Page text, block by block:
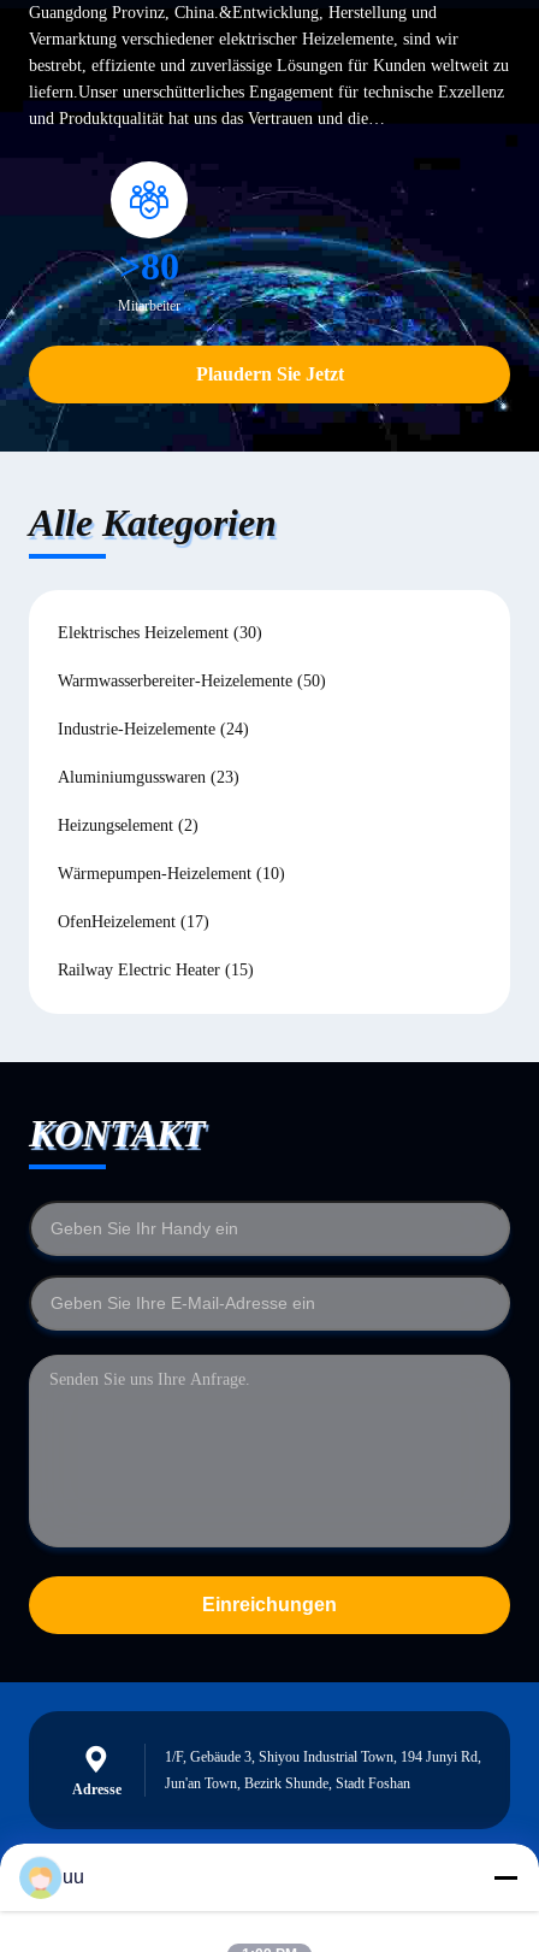
Guangdong Provinz, China.&Entwicklung, Herstellung und
Vermarktung verschiedener elektrischer Heizelemente, sind wir
bestrebt, effiziente und zuverlässige Lösungen für Kunden weltweit zu
liefern.Unser unerschütterliches Engagement für technische Exzellenz
und Produktqualität hat uns das Vertrauen und die
>80
Mitarbeiter
Plaudern Sie Jetzt
Alle Kategorien
Elektrisches Heizelement (30)
Warmwasserbereiter-Heizelemente (50)
Industrie-Heizelemente (24)
Aluminiumgusswaren (23)
Heizungselement (2)
Wärmepumpen-Heizelement (10)
OfenHeizelement (17)
Railway Electric Heater (15)
KONTAKT
Einreichungen
Adresse
1/F, Gebäude 3, Shiyou Industrial Town, 194 Junyi Rd,
Jun'an Town, Bezirk Shunde, Stadt Foshan
Hazel@electric-heatingelement.com
uu